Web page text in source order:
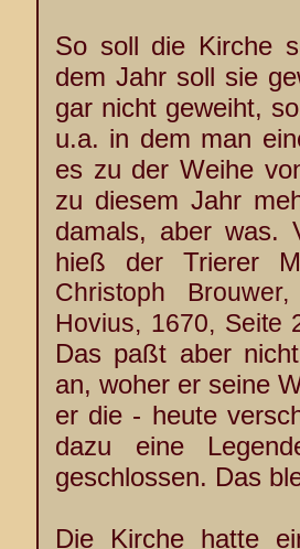
So soll die Kirche
dem Jahr soll sie
gar nicht geweiht,
u.a. in dem man
es zu der Weihe
zu diesem Jahr
damals, aber was.
hieß der Trierer
Christoph
Hovius, 1670, Seite
Das paßt aber
an, woher er seine
er die - heute
dazu eine
geschlossen. Das
Die Kirche hatte